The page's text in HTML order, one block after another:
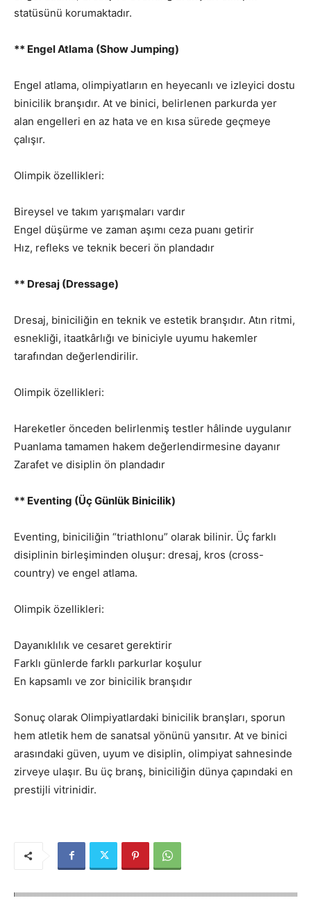
statüsünü korumaktadır.
** Engel Atlama (Show Jumping)
Engel atlama, olimpiyatların en heyecanlı ve izleyici dostu
binicilik branşıdır. At ve binici, belirlenen parkurda yer
alan engelleri en az hata ve en kısa sürede geçmeye
çalışır.
Olimpik özellikleri:
Bireysel ve takım yarışmaları vardır
Engel düşürme ve zaman aşımı ceza puanı getirir
Hız, refleks ve teknik beceri ön plandadır
** Dresaj (Dressage)
Dresaj, biniciliğin en teknik ve estetik branşıdır. Atın ritmi,
esnekliği, itaatkârlığı ve biniciyle uyumu hakemler
tarafından değerlendirilir.
Olimpik özellikleri:
Hareketler önceden belirlenmiş testler hâlinde uygulanır
Puanlama tamamen hakem değerlendirmesine dayanır
Zarafet ve disiplin ön plandadır
** Eventing (Üç Günlük Binicilik)
Eventing, biniciliğin “triathlonu” olarak bilinir. Üç farklı
disiplinin birleşiminden oluşur: dresaj, kros (cross-
country) ve engel atlama.
Olimpik özellikleri:
Dayanıklılık ve cesaret gerektirir
Farklı günlerde farklı parkurlar koşulur
En kapsamlı ve zor binicilik branşıdır
Sonuç olarak Olimpiyatlardaki binicilik branşları, sporun
hem atletik hem de sanatsal yönünü yansıtır. At ve binici
arasındaki güven, uyum ve disiplin, olimpiyat sahnesinde
zirveye ulaşır. Bu üç branş, biniciliğin dünya çapındaki en
prestijli vitrinidir.